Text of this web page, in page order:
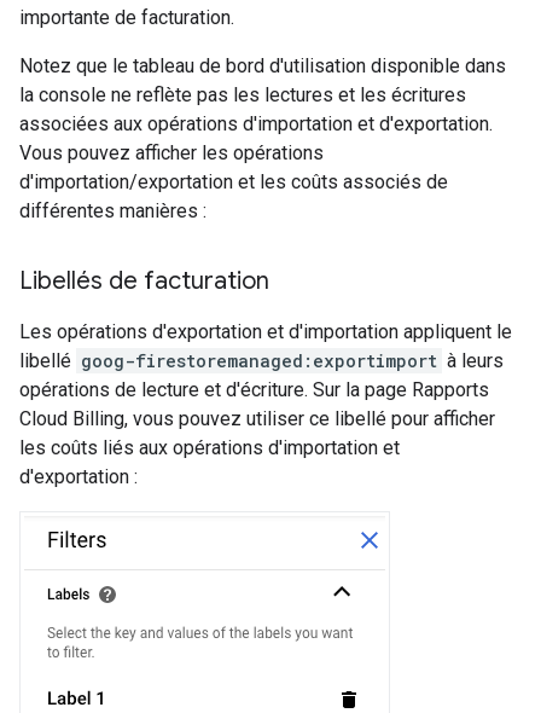
importante de facturation.
Notez que le tableau de bord d'utilisation disponible dans
la console ne reflète pas les lectures et les écritures
associées aux opérations d'importation et d'exportation.
Vous pouvez afficher les opérations
d'importation/exportation et les coûts associés de
différentes manières :
Libellés de facturation
Les opérations d'exportation et d'importation appliquent le
libellé goog-firestoremanaged:exportimport à leurs
opérations de lecture et d'écriture. Sur la page Rapports
Cloud Billing, vous pouvez utiliser ce libellé pour afficher
les coûts liés aux opérations d'importation et
d'exportation :